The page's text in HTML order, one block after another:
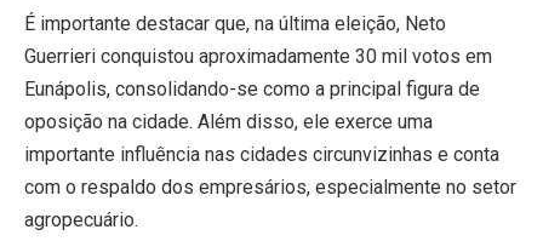
É importante destacar que, na última eleição, Neto
Guerrieri conquistou aproximadamente 30 mil votos em
Eunápolis, consolidando-se como a principal figura de
oposição na cidade. Além disso, ele exerce uma
importante influência nas cidades circunvizinhas e conta
com o respaldo dos empresários, especialmente no setor
agropecuário.